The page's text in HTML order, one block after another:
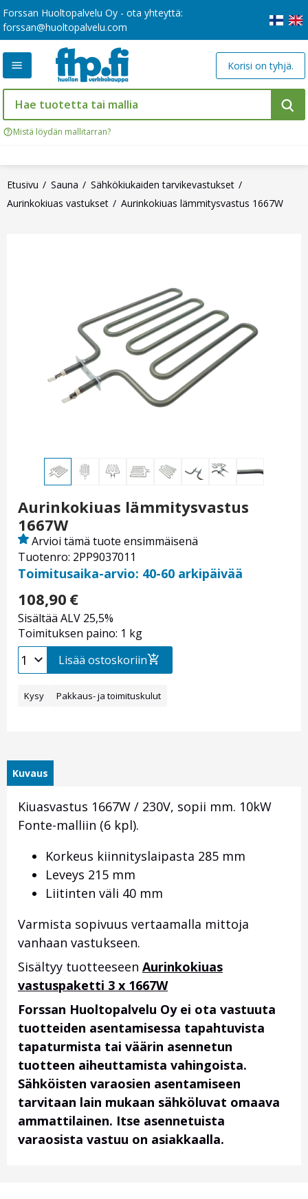
Forssan Huoltopalvelu Oy - ota yhteyttä:
forssan@huoltopalvelu.com
Mistä löydän mallitarran?
Korisi on tyhjä.
Etusivu Sauna
Sähkökiukaiden tarvikevastukset
Aurinkokiuas vastukset
Aurinkokiuas lämmitysvastus 1667W
Aurinkokiuas lämmitysvastus
1667W
Tuotenro: 2PP9037011
Arvioi tämä tuote ensimmäisenä
Toimitusaika-arvio: 40-60 arkipäivää
108,90 €
Sisältää ALV 25,5%
Toimituksen paino: 1 kg
Lisää ostoskoriin
Kysy Pakkaus- ja toimituskulut
Kuvaus
Kiuasvastus 1667W / 230V, sopii mm. 10kW
Fonte-malliin (6 kpl).
Korkeus kiinnityslaipasta 285 mm
Leveys 215 mm
Liitinten väli 40 mm
Varmista sopivuus vertaamalla mittoja
vanhaan vastukseen.
Sisältyy tuotteeseen Aurinkokiuas
vastuspaketti 3 x 1667W
Forssan Huoltopalvelu Oy ei ota vastuuta
tuotteiden asentamisessa tapahtuvista
tapaturmista tai väärin asennetun
tuotteen aiheuttamista vahingoista.
Sähköisten varaosien asentamiseen
tarvitaan lain mukaan sähköluvat omaava
ammattilainen. Itse asennetuista
varaosista vastuu on asiakkaalla.